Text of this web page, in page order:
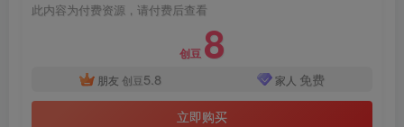
此内容为付费资源，请付费后查看
创豆 8
朋友 创豆 5.8 家人 免费
立即购买